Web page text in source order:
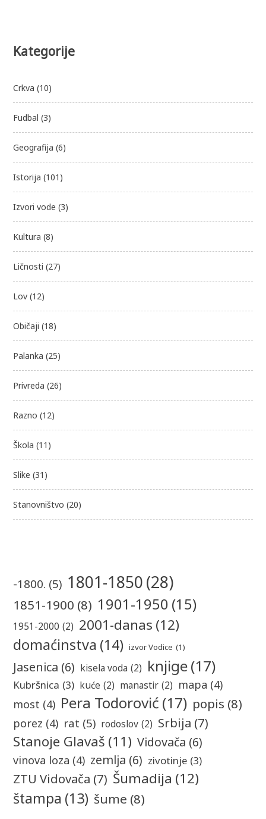
Kategorije
Crkva (10)
Fudbal (3)
Geografija (6)
Istorija (101)
Izvori vode (3)
Kultura (8)
Ličnosti (27)
Lov (12)
Običaji (18)
Palanka (25)
Privreda (26)
Razno (12)
Škola (11)
Slike (31)
Stanovništvo (20)
-1800. (5) 1801-1850(28)
1851-1900 (8) 1901-1950 (15)
1951-2000 (2) 2001-danas (12)
domaćinstva (14) izvor Vodice (1)
Jasenica (6) kisela voda (2) knjige(17)
Kubršnica (3) kuće (2) manastir (2) mapa (4)
most (4) Pera Todorović (17) popis (8)
porez (4) rat (5) rodoslov (2) Srbija (7)
Stanoje Glavaš (11) Vidovača (6)
vinova loza (4) zemlja (6) zivotinje (3)
ZTU Vidovača (7) Šumadija (12)
štampa (13) šume (8)